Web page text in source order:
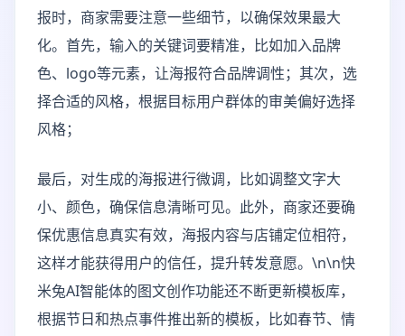
报时，商家需要注意一些细节，以确保效果最大
化。首先，输入的关键词要精准，比如加入品牌
色、logo等元素，让海报符合品牌调性；其次，选
择合适的风格，根据目标用户群体的审美偏好选择
风格；
最后，对生成的海报进行微调，比如调整文字大
小、颜色，确保信息清晰可见。此外，商家还要确
保优惠信息真实有效，海报内容与店铺定位相符，
这样才能获得用户的信任，提升转发意愿。\n\n快
米兔AI智能体的图文创作功能还不断更新模板库，
根据节日和热点事件推出新的模板，比如春节、情